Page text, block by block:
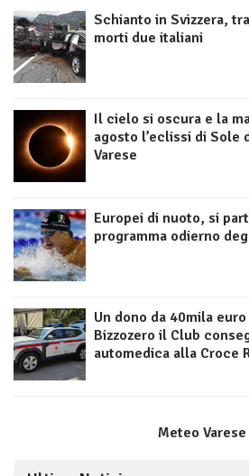
Schianto in Svizzera,
morti due italiani
Il cielo si oscura e la
agosto l’eclissi di Sole
Varese
Europei di nuoto, si
programma odierno
Un dono da 40mila
Bizzozero il Club
automedica alla Croce
Meteo Varese